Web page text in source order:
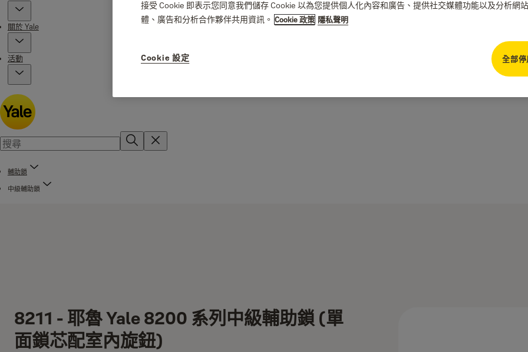
關於 Yale
活動
輔助鎖
中級輔助鎖
8211 - 耶魯 Yale 8200 系列中級輔助鎖 (單
面鎖芯配室內旋鈕)
接受 Cookie 即表示您同意我們儲存 Cookie 以為您提供個人化內容和廣告、提供社交媒體功能以及分析網
體、廣告和分析合作夥伴共用資訊。 Cookie 政策 隱私聲明
全部停
Cookie 設定